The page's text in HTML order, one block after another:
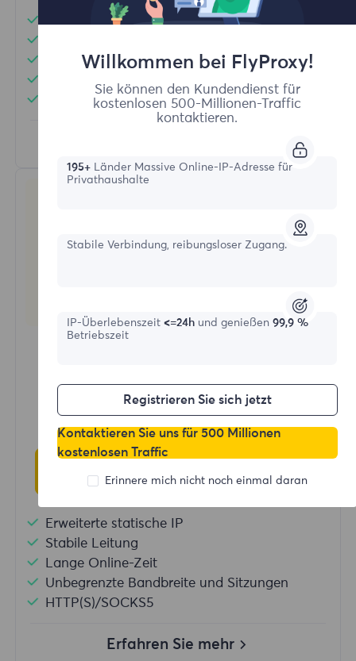
Unbegrenzte Nutzung von Datenverkehr
Mehr als 50 Regionen weltweit
Zufälliges Land
Echte dynamische Wohnsitz-Proxy
$?/IP
Jetzt kaufen
Erweiterte statische IP
Stabile Leitung
Lange Online-Zeit
Unbegrenzte Bandbreite und Sitzungen
HTTP(S)/SOCKS5
Erfahren Sie mehr
Willkommen bei FlyProxy!
Sie können den Kundendienst für
kostenlosen 500-Millionen-Traffic
kontaktieren.
195+ Länder Massive Online-IP-Adresse für
Privathaushalte
Stabile Verbindung, reibungsloser Zugang.
IP-Überlebenszeit<=24h und genießen99,9 %
Betriebszeit
Registrieren Sie sich jetzt
Kontaktieren Sie uns für 500 Millionen
kostenlosen Traffic
Erinnere mich nicht noch einmal daran